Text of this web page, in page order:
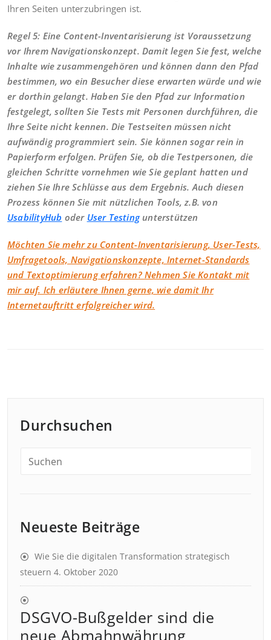
Ihren Seiten unterzubringen ist.
Regel 5: Eine Content-Inventarisierung ist Voraussetzung
vor Ihrem Navigationskonzept. Damit legen Sie fest, welche
Inhalte wie zusammengehören und können dann den Pfad
bestimmen, wo ein Besucher diese erwarten würde und wie
er dorthin gelangt. Haben Sie den Pfad zur Information
festgelegt, sollten Sie Tests mit Personen durchführen, die
Ihre Seite nicht kennen. Die Testseiten müssen nicht
aufwändig programmiert sein. Sie können sogar rein in
Papierform erfolgen. Prüfen Sie, ob die Testpersonen, die
gleichen Schritte vornehmen wie Sie geplant hatten und
ziehen Sie Ihre Schlüsse aus dem Ergebnis. Auch diesen
Prozess können Sie mit nützlichen Tools, z.B. von
UsabilityHub oder User Testingunterstützen
Möchten Sie mehr zu Content-Inventarisierung, User-Tests,
Umfragetools, Navigationskonzepte, Internet-Standards
und Textoptimierung erfahren? Nehmen Sie Kontakt mit
mir auf. Ich erläutere Ihnen gerne, wie damit Ihr
Internetauftritt erfolgreicher wird.
Durchsuchen
Neueste Beiträge
Wie Sie die digitalen Transformation strategisch
steuern 4. Oktober 2020
DSGVO-Bußgelder sind die
neue Abmahnwährung